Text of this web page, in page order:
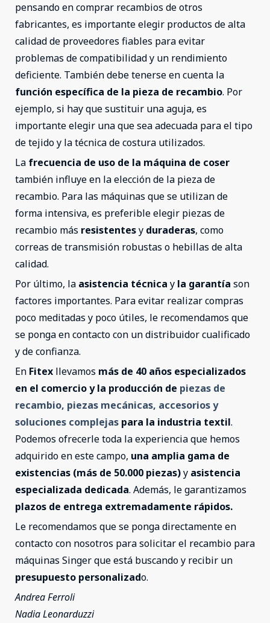
pensando en comprar recambios de otros
fabricantes, es importante elegir productos de alta
calidad de proveedores fiables para evitar
problemas de compatibilidad y un rendimiento
deficiente. También debe tenerse en cuenta la
función específica de la pieza de recambio. Por
ejemplo, si hay que sustituir una aguja, es
importante elegir una que sea adecuada para el tipo
de tejido y la técnica de costura utilizados.
La frecuencia de uso de la máquina de coser
también influye en la elección de la pieza de
recambio. Para las máquinas que se utilizan de
forma intensiva, es preferible elegir piezas de
recambio más resistentesy duraderas, como
correas de transmisión robustas o hebillas de alta
calidad.
Por último, la asistencia técnica y la garantía son
factores importantes. Para evitar realizar compras
poco meditadas y poco útiles, le recomendamos que
se ponga en contacto con un distribuidor cualificado
y de confianza.
En Fitex llevamos más de 40 años especializados
en el comercio y la producción de piezas de
recambio, piezas mecánicas, accesorios y
soluciones complejas para la industria textil.
Podemos ofrecerle toda la experiencia que hemos
adquirido en este campo, una amplia gama de
existencias (más de 50.000 piezas)y asistencia
especializada dedicada. Además, le garantizamos
plazos de entrega extremadamente rápidos.
Le recomendamos que se ponga directamente en
contacto con nosotros para solicitar el recambio para
máquinas Singer que está buscando y recibir un
presupuesto personalizado.
Andrea Ferroli
Nadia Leonarduzzi